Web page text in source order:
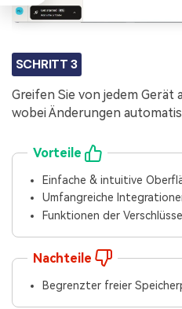
SCHRITT 3
Greifen Sie von jedem Gerät
wobei Änderungen
Vorteile
Einfache & intuitive
Umfangreiche
Funktionen der
Nachteile
Begrenzter freier